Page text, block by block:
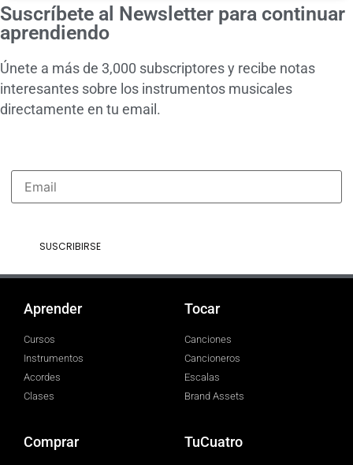
Suscríbete al Newsletter para continuar
aprendiendo
Únete a más de 3,000 subscriptores y recibe notas
interesantes sobre los instrumentos musicales
directamente en tu email.
Aprender
Cursos
Instrumentos
Acordes
Clases
Tocar
Canciones
Cancioneros
Escalas
Brand Assets
Comprar TuCuatro